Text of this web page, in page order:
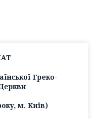
Греко-
м. Київ)